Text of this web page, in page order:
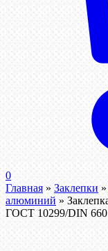
0
Главная » Заклепки »
алюминий »
ГОСТ 10299/DIN